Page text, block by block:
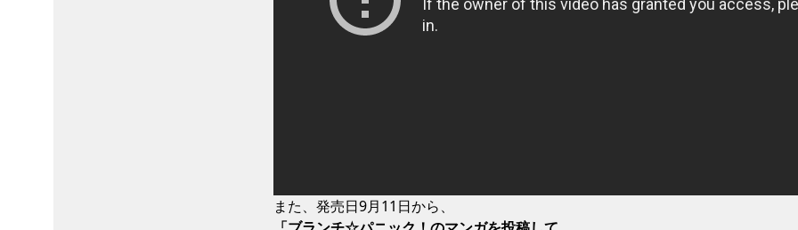
また、発売日9月11日から、